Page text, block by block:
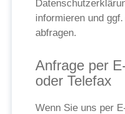
informieren und
abfragen.
Anfrage per
oder Telefax
Wenn Sie uns per